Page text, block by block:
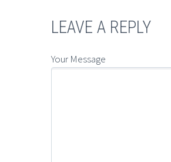
LEAVE A REPLY
Your Message